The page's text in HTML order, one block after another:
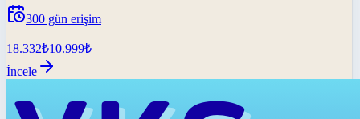
300 gün erişim
18.332₺10.999₺
İncele